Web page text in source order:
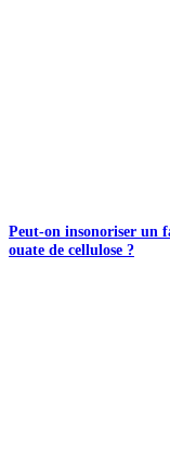
Peut-on insonoriser un
ouate de cellulose ?